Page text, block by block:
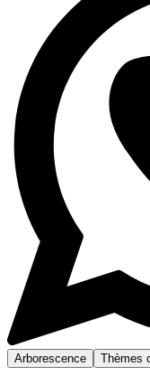
Arborescence Thèmes